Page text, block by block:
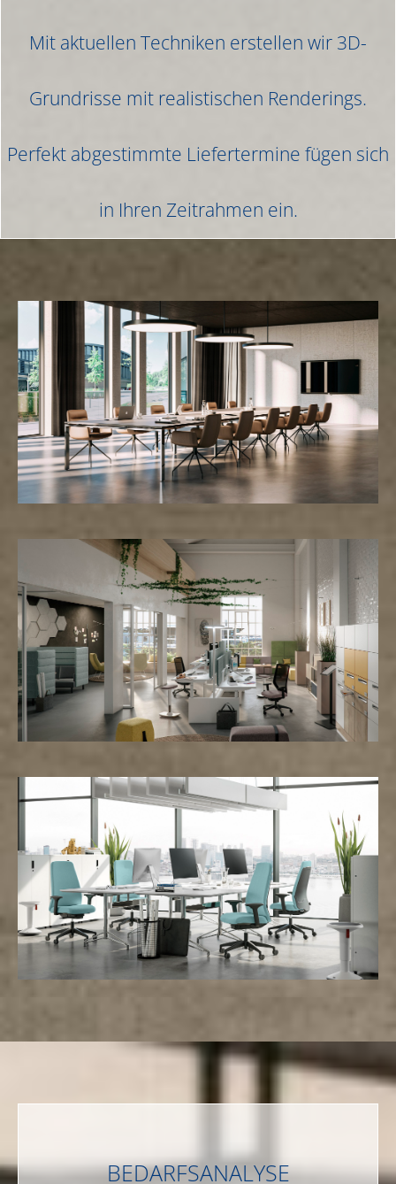
Mit aktuellen Techniken erstellen wir 3D-
Grundrisse mit realistischen Renderings.
Perfekt abgestimmte Liefertermine fügen sich
in Ihren Zeitrahmen ein.
BEDARFSANALYSE